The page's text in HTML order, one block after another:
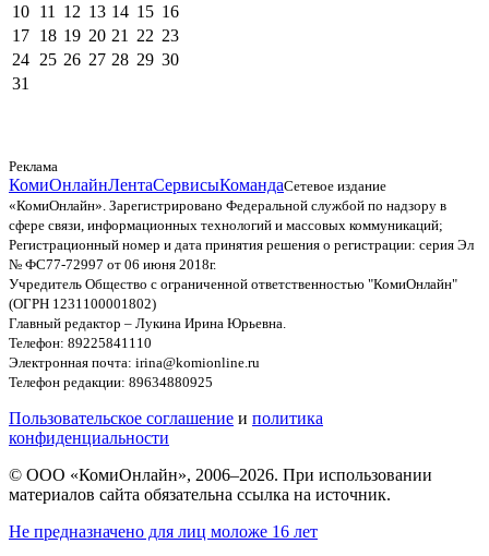
10 11 12 13 14 15 16
17 18 19 20 21 22 23
24 25 26 27 28 29 30
31
Реклама
КомиОнлайнЛентаСервисыКомандаСетевое издание
«КомиОнлайн». Зарегистрировано Федеральной службой по надзору в
сфере связи, информационных технологий и массовых коммуникаций;
Регистрационный номер и дата принятия решения о регистрации: серия Эл
№ ФС77-72997 от 06 июня 2018г.
Учредитель Общество с ограниченной ответственностью "КомиОнлайн"
(ОГРН 1231100001802)
Главный редактор – Лукина Ирина Юрьевна.
Телефон: 89225841110
Электронная почта: irina@komionline.ru
Телефон редакции: 89634880925
Пользовательское соглашение и политика
конфиденциальности
© ООО «КомиОнлайн», 2006–2026. При использовании
материалов сайта обязательна ссылка на источник.
Не предназначено для лиц моложе 16 лет